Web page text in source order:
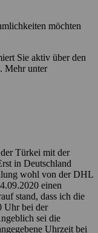
möchten
Sie aktiv über den
Mehr unter
Türkei mit der
in Deutschland
wohl von der DHL
einen
stand, dass ich die
Uhr bei der
sei die
Uhrzeit bei